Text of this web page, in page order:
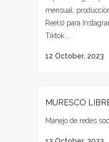
mensual,
Reels) para
Tiktok....
12 October, 2023
MURESCO
Manejo de redes